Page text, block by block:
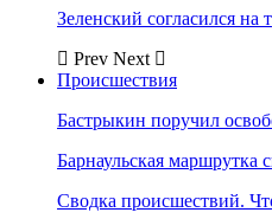
Зеленский согласился
Prev Next
Происшествия
Бастрыкин поручил
Барнаульская маршрутка
Сводка происшествий.